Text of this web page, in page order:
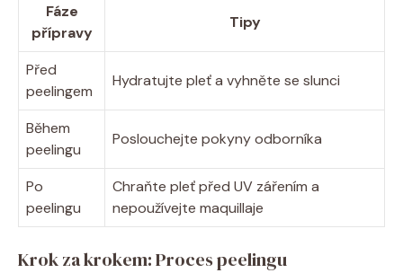
Fáze
přípravy
Tipy
Před
peelingem
Hydratujte pleť a vyhněte se slunci
Během
peelingu
Poslouchejte pokyny odborníka
Po
peelingu
Chraňte pleť před UV zářením a
nepoužívejte maquillaje
Krok za krokem: Proces peelingu